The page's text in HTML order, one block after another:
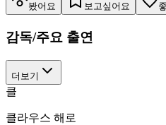
봤어요 보고싶어요
감독/주요 출연
더보기
클
클라우스 해로